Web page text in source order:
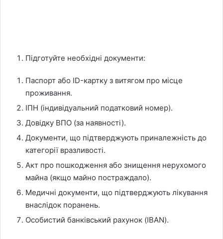
Підготуйте необхідні документи:
Паспорт або ID-картку з витягом про місце
проживання.
ІПН (індивідуальний податковий номер).
Довідку ВПО (за наявності).
Документи, що підтверджують приналежність до
категорії вразливості.
Акт про пошкодження або знищення нерухомого
майна (якщо майно постраждало).
Медичні документи, що підтверджують лікування
внаслідок поранень.
Особистий банківський рахунок (IBAN).